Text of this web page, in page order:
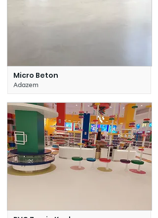
Micro Beton
Adazem